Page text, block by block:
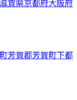
滋賀県京都府大阪府
芳賀郡芳賀町下都